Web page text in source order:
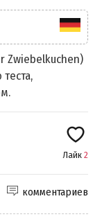
Zwiebelkuchen)
Лайк 2
комментариев